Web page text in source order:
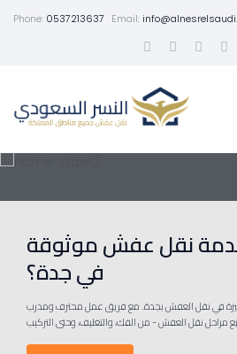
Phone: 0537213637 Email:
نقل عفش موثوقة
في جدة؟
في نقل العفش بجدة. مع فريق عمل محترف ومدرب